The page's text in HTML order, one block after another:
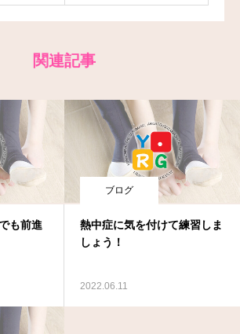
関連記事
も前進
ブログ
熱中症に気を付けて練習しま
しょう！
2022.06.11